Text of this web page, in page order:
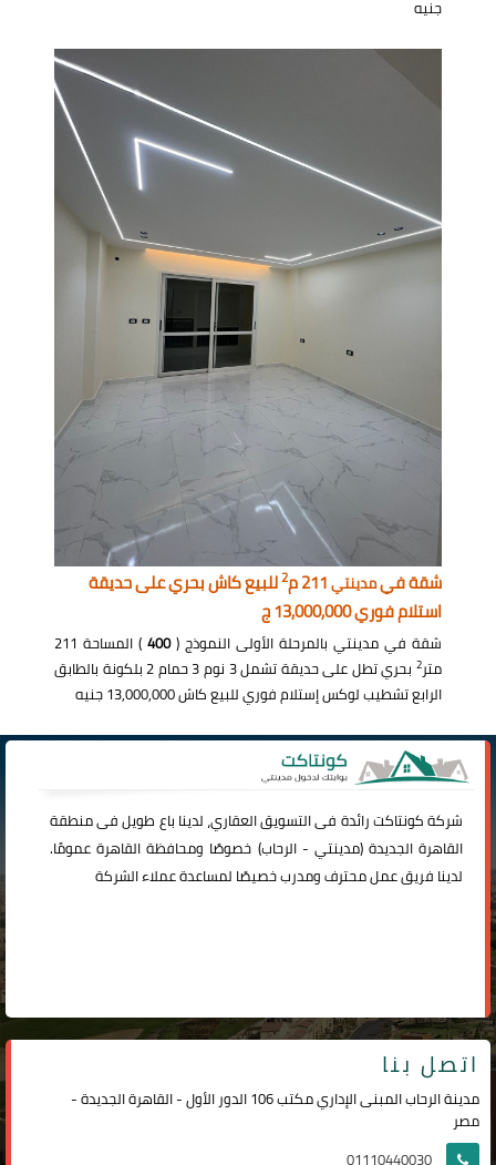
جنيه
شقة فيمدينتي 2للبيع كاش بحري على حديقة
استلام فوري 13,000,000 ج
شقة في مدينتي بالمرحلة الأولى النموذج (400
) المساحة 211
متر2
بحري تطل على حديقة تشمل 3 نوم 3 حمام 2 بلكونة بالطابق
الرابع تشطيب لوكس إستلام فوري للبيع كاش 13,000,000 جنيه
شركةكونتاكترائدة فى التسويق العقاري، لدينا باع طويل فى منطقة
القاهرة الجديدة (مدينتي -الرحاب) خصوصًا ومحافظة القاهرة عمومًا.
لدينا فريق عمل محترف ومدرب خصيصًا لمساعدة عملاء الشركة
اتصل بنا
مدينة الرحاب المبنى الإداري مكتب 106 الدور الأول - القاهرة الجديدة -
مصر
01110440030